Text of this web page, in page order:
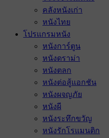
คลังหนังเก่า
หนังไทย
โปรแกรมหนัง
หนังการ์ตูน
หนังดราม่า
หนังตลก
หนังต่อสู้แอกชัน
หนังผจญภัย
หนังผี
หนังระทึกขวัญ
หนังรักโรแมนติก